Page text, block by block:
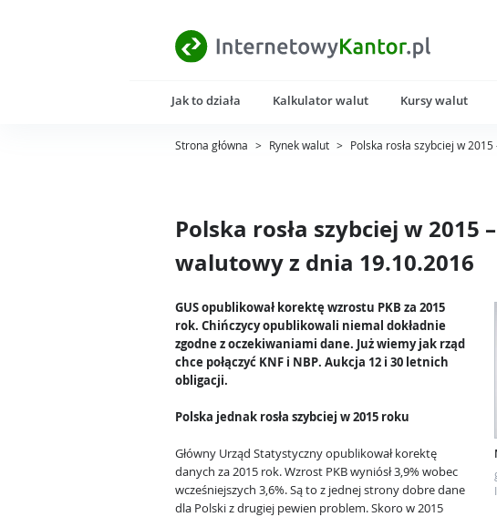
Jak to działa Kalkulator walut Kursy walut
Strona główna > Rynek walut > Polska rosła szybciej w
Polska rosła szybciej w 2015
walutowy z dnia 19.10.2016
GUS opublikował korektę wzrostu PKB za 2015
rok. Chińczycy opublikowali niemal dokładnie
zgodne z oczekiwaniami dane. Już wiemy jak rząd
chce połączyć KNF i NBP. Aukcja 12 i 30 letnich
obligacji.
Polska jednak rosła szybciej w 2015 roku
Główny Urząd Statystyczny opublikował korektę
danych za 2015 rok. Wzrost PKB wyniósł 3,9% wobec
wcześniejszych 3,6%. Są to z jednej strony dobre dane
dla Polski z drugiej pewien problem. Skoro w 2015